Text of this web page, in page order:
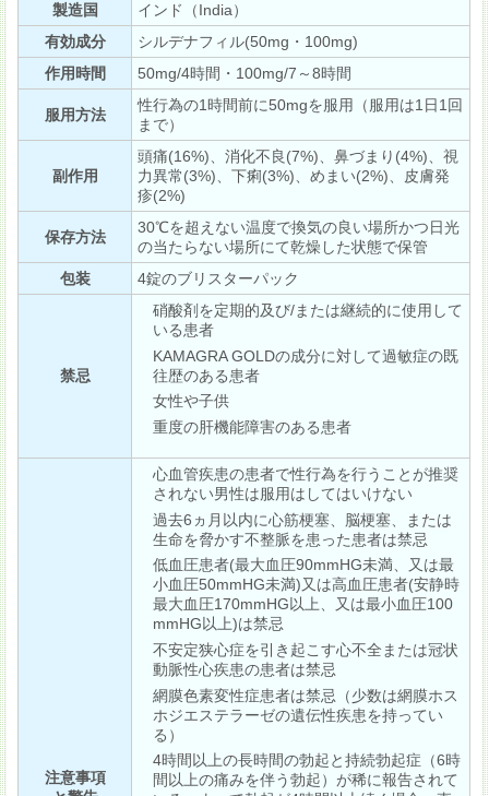
製造国
インド（India）
有効成分
シルデナフィル(50mg・100mg)
作用時間
50mg/4時間・100mg/7～8時間
服用方法
性行為の1時間前に50mgを服用（服用は1日1回
まで）
副作用
頭痛(16%)、消化不良(7%)、鼻づまり(4%)、視
力異常(3%)、下痢(3%)、めまい(2%)、皮膚発
疹(2%)
保存方法
30℃を超えない温度で換気の良い場所かつ日光
の当たらない場所にて乾燥した状態で保管
包装
4錠のブリスターパック
禁忌
硝酸剤を定期的及び/または継続的に使用して
いる患者
KAMAGRA GOLDの成分に対して過敏症の既
往歴のある患者
女性や子供
重度の肝機能障害のある患者
注意事項
心血管疾患の患者で性行為を行うことが推奨
されない男性は服用はしてはいけない
過去6ヵ月以内に心筋梗塞、脳梗塞、または
生命を脅かす不整脈を患った患者は禁忌
低血圧患者(最大血圧90mmHG未満、又は最
小血圧50mmHG未満)又は高血圧患者(安静時
最大血圧170mmHG以上、又は最小血圧100
mmHG以上)は禁忌
不安定狭心症を引き起こす心不全または冠状
動脈性心疾患の患者は禁忌
網膜色素変性症患者は禁忌（少数は網膜ホス
ホジエステラーゼの遺伝性疾患を持ってい
る）
4時間以上の長時間の勃起と持続勃起症（6時
間以上の痛みを伴う勃起）が稀に報告されて